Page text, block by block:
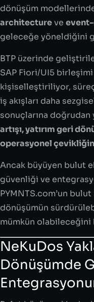
dönüşüm
architectureve
geleceğe yöneldiğini
BTP üzerinde
SAP Fiori/UI5
kişiselleştiriliyor,
iş akışları daha
sonuçlarına doğrudan
artışı, yatırım geri
operasyonel
Ancak büyüyen bulut
güvenliği ve
PYMNTS.com’un
dönüşümün
mümkün olabileceğini
NeKuDos
Dönüşümde